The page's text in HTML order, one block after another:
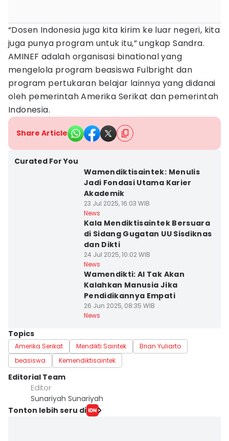
“Dosen Indonesia juga kita kirim ke luar negeri, kita
juga punya program untuk itu,” ungkap Sandra.
AMINEF adalah organisasi binational yang
mengelola program beasiswa Fulbright dan
program pertukaran belajar lainnya yang didanai
oleh pemerintah Amerika Serikat dan pemerintah
Indonesia.
Share Article
Curated For You
Wamendiktisaintek: Menulis
Jadi Fondasi Utama Karier
Akademik
23 Jul 2025, 16:03 WIB
News
Kala Mendiktisaintek Bersuara
di Sidang Gugatan UU Sisdiknas
dan Dikti
24 Jul 2025, 10:02 WIB
News
Wamendikti: AI Tak Akan
Kalahkan Manusia Jika
Pendidikannya Empati
26 Jun 2025, 08:35 WIB
News
Topics
Amerika Serikat Mendikti Saintek
Brian Yuliarto
beasiswa
Kemendiktisaintek
Editorial Team
Editor
Sunariyah Sunariyah
Tonton lebih seru di